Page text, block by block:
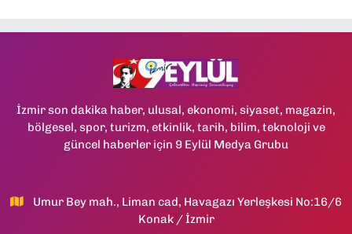
İzmir son dakika haber, ulusal, ekonomi, siyaset, magazin,
bölgesel, spor, turizm, etkinlik, tarih, bilim, teknoloji ve
güncel haberler için 9 Eylül Medya Grubu
Umur Bey mah., Liman cad, Havagazı Yerleşkesi No:16/6
Konak / İzmir